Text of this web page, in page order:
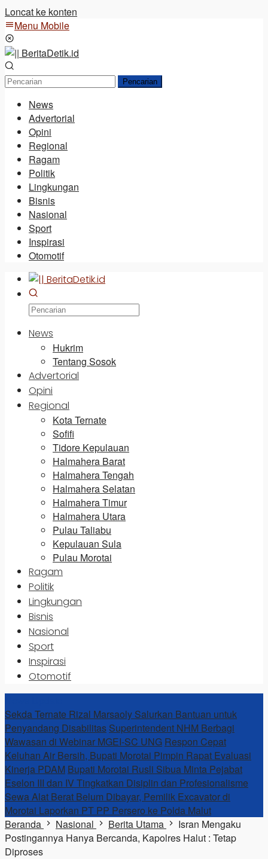
Loncat ke konten
Menu Mobile
Pencarian
News
Advertorial
Opini
Regional
Ragam
Politik
Lingkungan
Bisnis
Nasional
Sport
Inspirasi
Otomotif
News
Hukrim
Tentang Sosok
Advertorial
Opini
Regional
Kota Ternate
Sofifi
Tidore Kepulauan
Halmahera Barat
Halmahera Tengah
Halmahera Selatan
Halmahera Timur
Halmahera Utara
Pulau Taliabu
Kepulauan Sula
Pulau Morotai
Ragam
Politik
Lingkungan
Bisnis
Nasional
Sport
Inspirasi
Otomotif
Sekda Ternate Rizal Marsaoly Salurkan Bantuan untuk
Penyandang Disabilitas Superintendent NHM Berbagi
Wawasan di Webinar MGEI-SC UNG Respon Cepat
Keluhan Air Bersih, Bupati Morotai Pimpin Rapat Evaluasi
Kinerja PDAM Bupati Morotai Rusli Sibua Minta Pejabat
Eselon III dan IV Tingkatkan Disiplin dan Profesionalisme
Sewa Alat Berat Belum Dibayar, Pemilik Excavator di
Morotai Laporkan PT PP Persero ke Polda Malut
Beranda
Nasional Berita Utama
Isran Mengaku
Postingannya Hanya Bercanda, Kapolres Halut : Tetap
Diproses